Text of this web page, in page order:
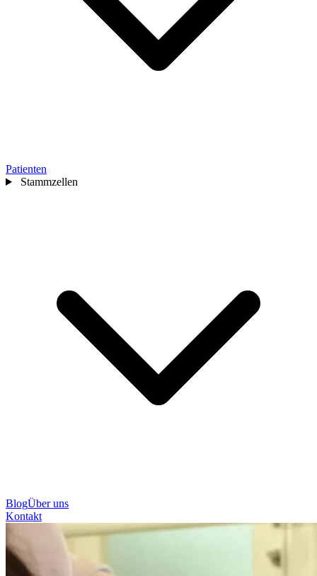
Patienten
Stammzellen
BlogÜber uns
Kontakt